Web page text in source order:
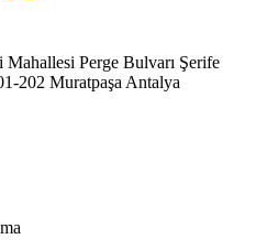
Perge Bulvarı Şerife
202 Muratpaşa Antalya